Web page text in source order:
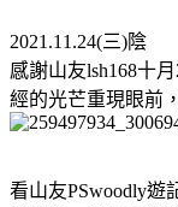
2021.11.24(三)陰
感謝山友lsh168十
經的光芒重現眼前
看山友PSwoodly遊